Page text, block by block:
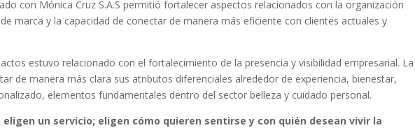
con Mónica Cruz S.A.S permitió fortalecer aspectos relacionados con la organización
marca y la capacidad de conectar de manera más eficiente con clientes actuales y
estuvo relacionado con el fortalecimiento de la presencia y visibilidad empresarial. La
de manera más clara sus atributos diferenciales alrededor de experiencia, bienestar,
elementos fundamentales dentro del sector belleza y cuidado personal.
un servicio; eligen cómo quieren sentirse y con quién desean vivir la